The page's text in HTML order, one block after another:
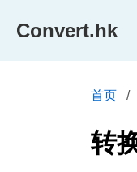
Convert.hk
首页
转